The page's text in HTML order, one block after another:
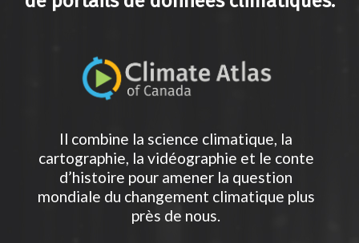
Il combine la science climatique, la
cartographie, la vidéographie et le conte
d’histoire pour amener la question
mondiale du changement climatique plus
près de nous.